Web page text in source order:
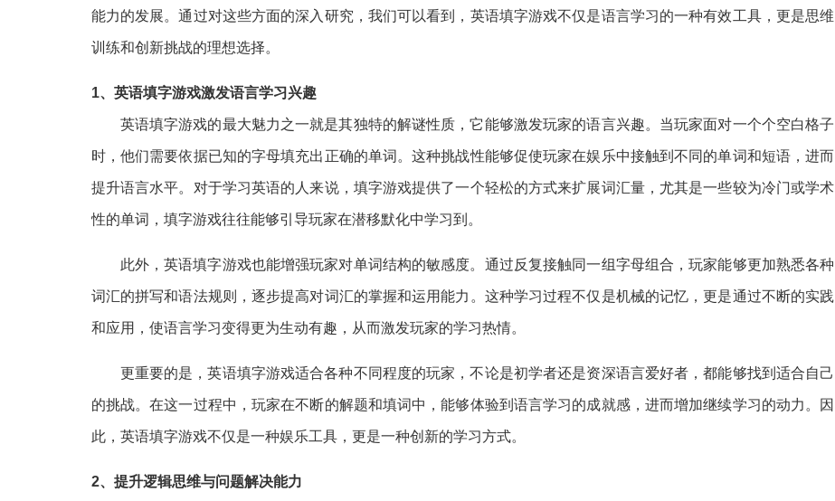
能力的发展。通过对这些方面的深入研究，我们可以看到，英语填字游戏不仅是语言学习的一种有效工具，更是思维
训练和创新挑战的理想选择。
1、英语填字游戏激发语言学习兴趣
英语填字游戏的最大魅力之一就是其独特的解谜性质，它能够激发玩家的语言兴趣。当玩家面对一个个空白格子
时，他们需要依据已知的字母填充出正确的单词。这种挑战性能够促使玩家在娱乐中接触到不同的单词和短语，进而
提升语言水平。对于学习英语的人来说，填字游戏提供了一个轻松的方式来扩展词汇量，尤其是一些较为冷门或学术
性的单词，填字游戏往往能够引导玩家在潜移默化中学习到。
此外，英语填字游戏也能增强玩家对单词结构的敏感度。通过反复接触同一组字母组合，玩家能够更加熟悉各种
词汇的拼写和语法规则，逐步提高对词汇的掌握和运用能力。这种学习过程不仅是机械的记忆，更是通过不断的实践
和应用，使语言学习变得更为生动有趣，从而激发玩家的学习热情。
更重要的是，英语填字游戏适合各种不同程度的玩家，不论是初学者还是资深语言爱好者，都能够找到适合自己
的挑战。在这一过程中，玩家在不断的解题和填词中，能够体验到语言学习的成就感，进而增加继续学习的动力。因
此，英语填字游戏不仅是一种娱乐工具，更是一种创新的学习方式。
2、提升逻辑思维与问题解决能力